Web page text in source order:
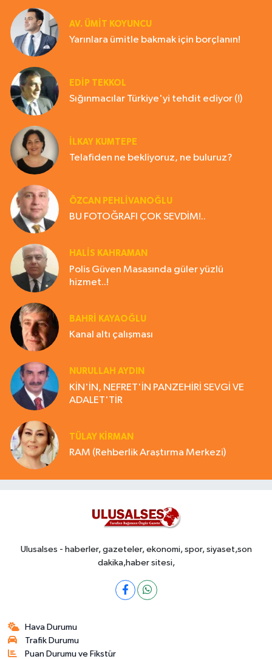
AV. ÜMIT KOYUNCU
Yarınlara ümitle bakmak için borçlanın!
EDIP TEKKOL
Sığınmacılar Türkiye'yi tehdit ediyor (!)
İLKAY KUMTEPE
Telafiden ne bekliyoruz, ne buluruz?
ÖZCAN PEHLİVANOĞLU
BU FOTOĞRAFI ÇOK SEVDİM!..
HALIS KAHRAMAN
Polis Güven Masasında güler yüzlü
hizmet..!
BAHRI KAYAOĞLU
Kanal altı çalışması
NURULLAH AYDIN
KİN'İN, NEFRET'İN PANZEHİRİ SEVGİ VE
ADALET'TİR
TÜLAY KİRMAN
RAM (Rehberlik Araştırma Merkezi)
Ulusalses - haberler, gazeteler, ekonomi, spor, siyaset,son
dakika,haber sitesi,
Hava Durumu
Trafik Durumu
Puan Durumu ve Fikstür